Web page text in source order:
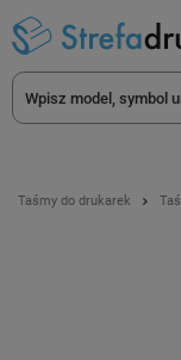
Taśmy do drukarek